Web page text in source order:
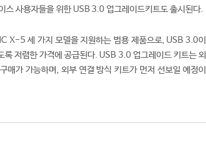
사용자들을 위한 USB 3.0 업그레이드키트도 출시된다.
5 세 가지 모델을 지원하는 범용 제품으로, USB 3.0이
저렴한 가격에 공급된다. USB 3.0 업그레이드 키트는 외
가 가능하며, 외부 연결 방식 키트가 먼저 선보일 예정이